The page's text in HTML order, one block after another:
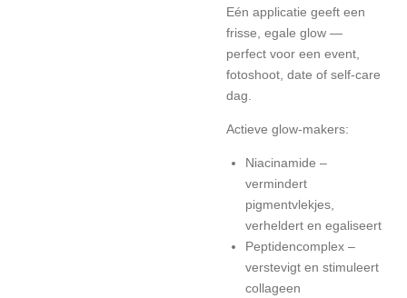
Eén applicatie geeft een
frisse, egale glow —
perfect voor een event,
fotoshoot, date of self-care
dag.
Actieve glow-makers:
Niacinamide –
vermindert
pigmentvlekjes,
verheldert en egaliseert
Peptidencomplex –
verstevigt en stimuleert
collageen